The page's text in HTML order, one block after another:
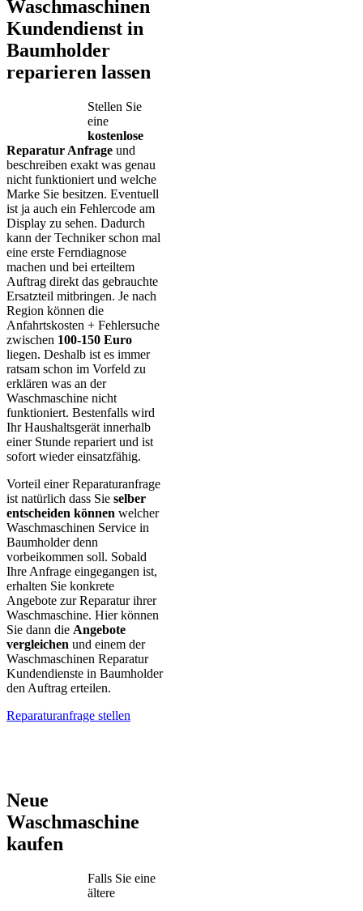
Waschmaschinen
Kundendienst in
Baumholder
reparieren lassen
Stellen Sie
eine
kostenlose
Reparatur Anfrage und
beschreiben exakt was genau
nicht funktioniert und welche
Marke Sie besitzen. Eventuell
ist ja auch ein Fehlercode am
Display zu sehen. Dadurch
kann der Techniker schon mal
eine erste Ferndiagnose
machen und bei erteiltem
Auftrag direkt das gebrauchte
Ersatzteil mitbringen. Je nach
Region können die
Anfahrtskosten + Fehlersuche
zwischen 100-150 Euro
liegen. Deshalb ist es immer
ratsam schon im Vorfeld zu
erklären was an der
Waschmaschine nicht
funktioniert. Bestenfalls wird
Ihr Haushaltsgerät innerhalb
einer Stunde repariert und ist
sofort wieder einsatzfähig.
Vorteil einer Reparaturanfrage
ist natürlich dass Sie selber
entscheiden können welcher
Waschmaschinen Service in
Baumholder denn
vorbeikommen soll. Sobald
Ihre Anfrage eingegangen ist,
erhalten Sie konkrete
Angebote zur Reparatur ihrer
Waschmaschine. Hier können
Sie dann die Angebote
vergleichen und einem der
Waschmaschinen Reparatur
Kundendienste in Baumholder
den Auftrag erteilen.
Reparaturanfrage stellen
Neue
Waschmaschine
kaufen
Falls Sie eine
ältere